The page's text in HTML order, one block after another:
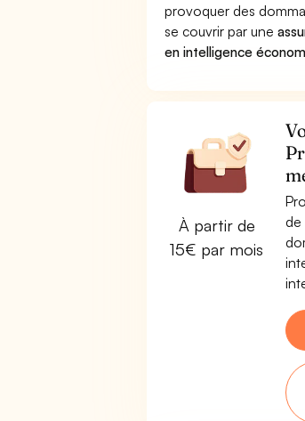
provoquer des
se couvrir par une
en intelligence
À partir de
15€ par mois
de